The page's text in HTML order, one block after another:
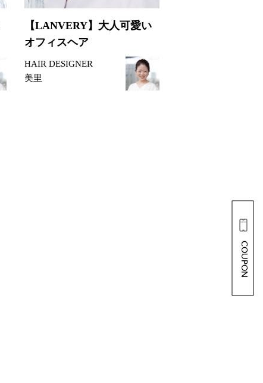
【LANVERY】大人可愛い
オフィスヘア
HAIR DESIGNER
美里
COUPON